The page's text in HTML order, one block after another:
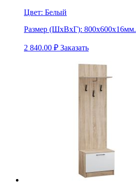
Цвет: Белый
Размер (ШхВхГ): 800х600х16мм.
2 840.00 ₽ Заказать